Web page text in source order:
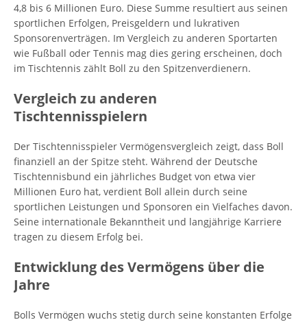
4,8 bis 6 Millionen Euro. Diese Summe resultiert aus seinen
sportlichen Erfolgen, Preisgeldern und lukrativen
Sponsorenverträgen. Im Vergleich zu anderen Sportarten
wie Fußball oder Tennis mag dies gering erscheinen, doch
im Tischtennis zählt Boll zu den Spitzenverdienern.
Vergleich zu anderen
Tischtennisspielern
Der Tischtennisspieler Vermögensvergleich zeigt, dass Boll
finanziell an der Spitze steht. Während der Deutsche
Tischtennisbund ein jährliches Budget von etwa vier
Millionen Euro hat, verdient Boll allein durch seine
sportlichen Leistungen und Sponsoren ein Vielfaches davon.
Seine internationale Bekanntheit und langjährige Karriere
tragen zu diesem Erfolg bei.
Entwicklung des Vermögens über die
Jahre
Bolls Vermögen wuchs stetig durch seine konstanten Erfolge